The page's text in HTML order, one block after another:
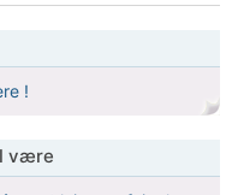
!
være